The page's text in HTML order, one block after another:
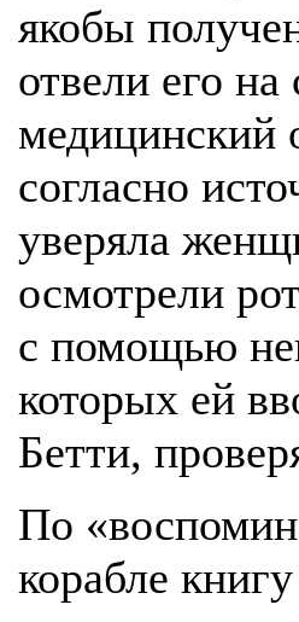
якобы
отвели его
медицинский
согласно
уверяла
осмотрели
с помощью
которых ей
Бетти,
По
корабле